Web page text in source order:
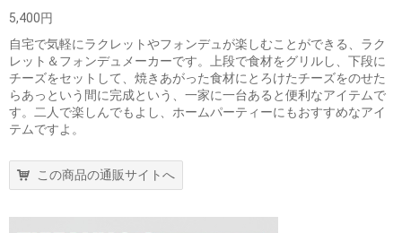
5,400円
自宅で気軽にラクレットやフォンデュが楽しむことができる、ラク
レット＆フォンデュメーカーです。上段で食材をグリルし、下段に
チーズをセットして、焼きあがった食材にとろけたチーズをのせた
らあっという間に完成という、一家に一台あると便利なアイテムで
す。二人で楽しんでもよし、ホームパーティーにもおすすめなアイ
テムですよ。
この商品の通販サイトへ